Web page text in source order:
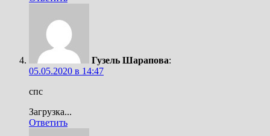
Гузель Шарапова:
05.05.2020 в 14:47
спс
Загрузка...
Ответить